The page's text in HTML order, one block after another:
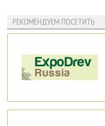
РЕКОМЕНДУЕМ ПОСЕТИТЬ